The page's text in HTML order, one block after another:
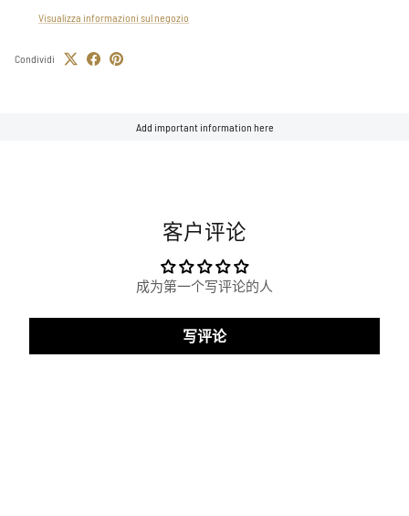
Visualizza informazioni sul negozio
Condividi
Add important information here
客户评论
成为第一个写评论的人
写评论